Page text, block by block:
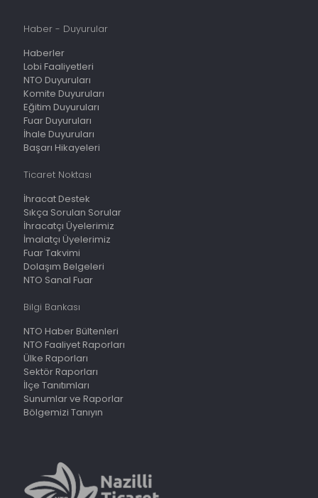
Haber - Duyurular
Haberler
Lobi Faaliyetleri
NTO Duyuruları
Komite Duyuruları
Eğitim Duyuruları
Fuar Duyuruları
İhale Duyuruları
Başarı Hikayeleri
Ticaret Noktası
İhracat Destek
Sıkça Sorulan Sorular
İhracatçı Üyelerimiz
İmalatçı Üyelerimiz
Fuar Takvimi
Dolaşım Belgeleri
NTO Sanal Fuar
Bilgi Bankası
NTO Haber Bültenleri
NTO Faaliyet Raporları
Ülke Raporları
Sektör Raporları
İlçe Tanıtımları
Sunumlar ve Raporlar
Bölgemizi Tanıyın